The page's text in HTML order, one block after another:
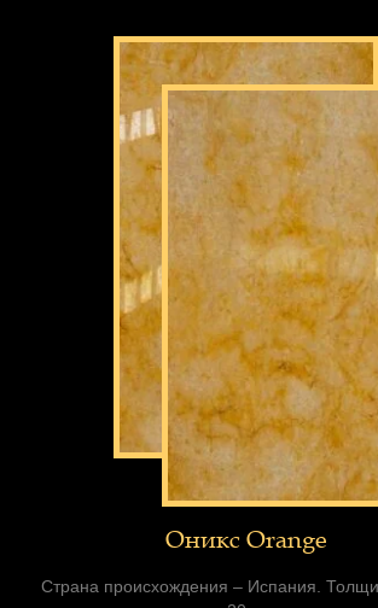
Оникс Orange
Страна происхождения – Испания.